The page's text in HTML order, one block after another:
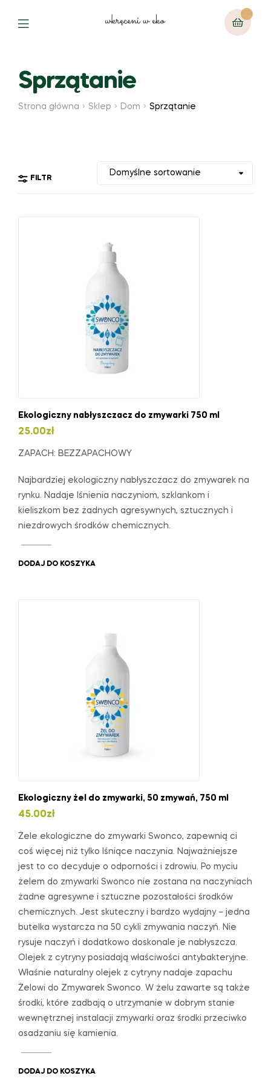
Sprzątanie
Strona główna Sklep Dom Sprzątanie
FILTR
Ekologiczny nabłyszczacz do zmywarki 750 ml
25.00zł
ZAPACH: BEZZAPACHOWY
Najbardziej ekologiczny nabłyszczacz do zmywarek na
rynku. Nadaje lśnienia naczyniom, szklankom i
kieliszkom bez żadnych agresywnych, sztucznych i
niezdrowych środków chemicznych.
DODAJ DO KOSZYKA
Ekologiczny żel do zmywarki, 50 zmywań, 750 ml
45.00zł
Żele ekologiczne do zmywarki Swonco, zapewnią ci
coś więcej niż tylko lśniące naczynia. Najważniejsze
jest to co decyduje o odporności i zdrowiu. Po myciu
żelem do zmywarki Swonco nie zostana na naczyniach
żadne agresywne i sztuczne pozostałości środków
chemicznych. Jest skuteczny i bardzo wydajny – jedna
butelka wystarcza na 50 cykli zmywania naczyń. Nie
rysuje naczyń i dodatkowo doskonale je nabłyszcza.
Olejek z cytryny posiadają właściwości antybakteryjne.
Właśnie naturalny olejek z cytryny nadaje zapachu
Żelowi do Zmywarek Swonco. W żelu zawarte są także
środki, które zadbają o utrzymanie w dobrym stanie
wewnętrznej instalacji zmywarki oraz środki przeciwko
osadzaniu się kamienia.
DODAJ DO KOSZYKA